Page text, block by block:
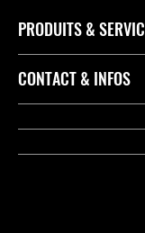
PRODUITS &
Accessoires &
CONTACT & INFOS
Contact